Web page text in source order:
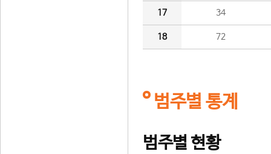
17 34
18 72
범주별 통계
범주별 현황